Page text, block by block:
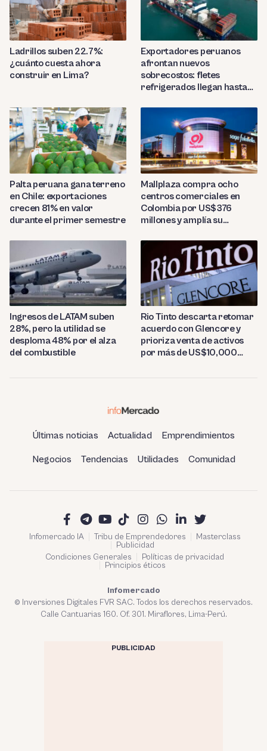
Ladrillos suben 22.7%:
¿cuánto cuesta ahora
construir en Lima?
Exportadores peruanos
afrontan nuevos
sobrecostos: fletes
refrigerados llegan hasta
Palta peruana gana terreno
en Chile: exportaciones
crecen 81% en valor
durante el primer semestre
Mallplaza compra ocho
centros comerciales en
Colombia por US$376
millones y amplía su
Ingresos de LATAM suben
28%, pero la utilidad se
desploma 48% por el alza
del combustible
Rio Tinto descarta retomar
acuerdo con Glencore y
prioriza venta de activos
por más de US$10,000
Últimas noticias Actualidad Emprendimientos
Negocios Tendencias Utilidades Comunidad
Infomercado IA Tribu de Emprendedores
Masterclass
Publicidad
Condiciones Generales
Políticas de privacidad
Principios éticos
Infomercado
© Inversiones Digitales FVR SAC. Todos los derechos reservados.
Calle Cantuarias 160. Of. 301. Miraflores, Lima-Perú.
PUBLICIDAD